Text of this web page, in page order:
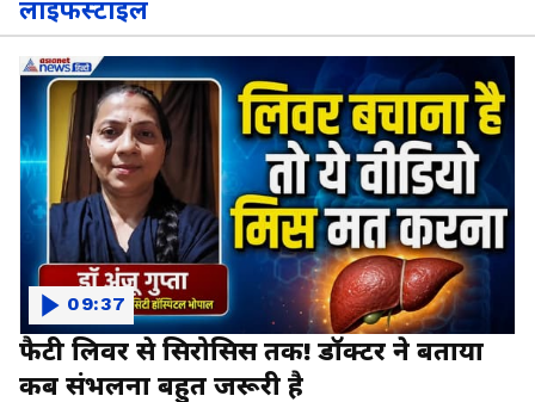
लाइफस्टाइल
फैटी लिवर से सिरोसिस तक! डॉक्टर ने बताया
कब संभलना बहुत जरूरी है
09:37